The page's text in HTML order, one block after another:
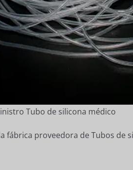
Tubo de silicona médico
fábrica proveedora de Tubos de